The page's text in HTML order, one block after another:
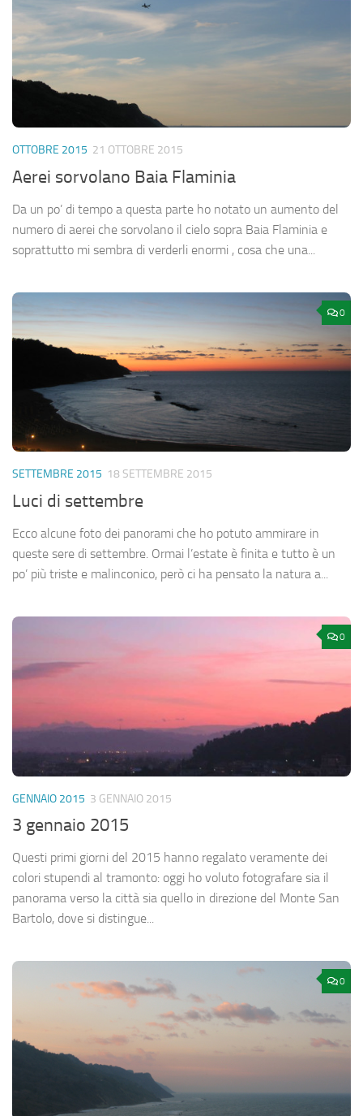
OTTOBRE 2015 21 OTTOBRE 2015
Aerei sorvolano Baia Flaminia
Da un po’ di tempo a questa parte ho notato un aumento del
numero di aerei che sorvolano il cielo sopra Baia Flaminia e
soprattutto mi sembra di verderli enormi , cosa che una...
0
SETTEMBRE 2015 18 SETTEMBRE 2015
Luci di settembre
Ecco alcune foto dei panorami che ho potuto ammirare in
queste sere di settembre. Ormai l’estate è finita e tutto è un
po’ più triste e malinconico, però ci ha pensato la natura a...
0
GENNAIO 2015 3 GENNAIO 2015
3 gennaio 2015
Questi primi giorni del 2015 hanno regalato veramente dei
colori stupendi al tramonto: oggi ho voluto fotografare sia il
panorama verso la città sia quello in direzione del Monte San
Bartolo, dove si distingue...
0